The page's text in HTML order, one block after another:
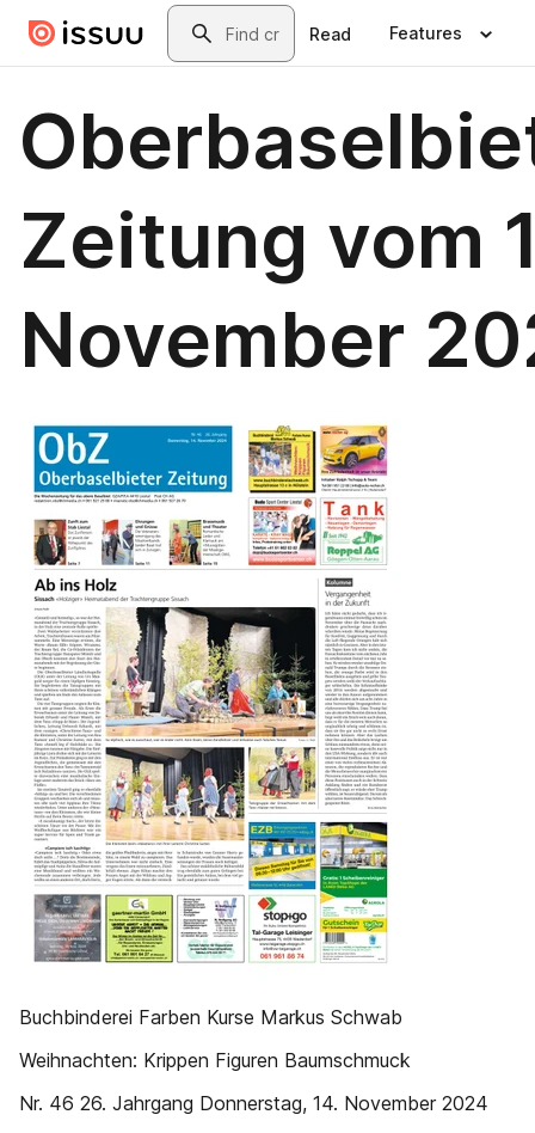
Skip to main contentSearch
Read Features
Zeitung vom
November
Buchbinderei Farben Kurse Markus Schwab
Weihnachten: Krippen Figuren Baumschmuck
Nr. 46 26. Jahrgang Donnerstag, 14. November 2024